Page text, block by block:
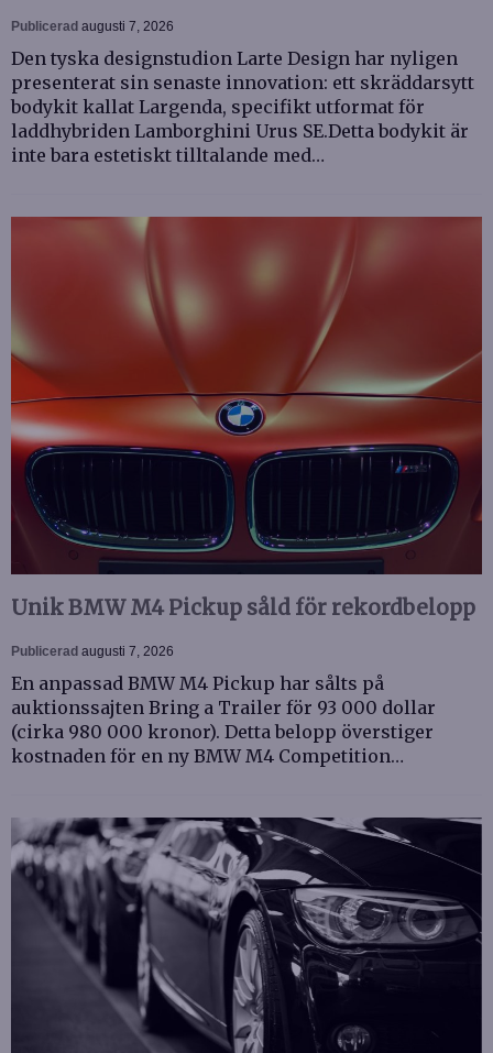
Publicerad augusti 7, 2026
Den tyska designstudion Larte Design har nyligen
presenterat sin senaste innovation: ett skräddarsytt
bodykit kallat Largenda, specifikt utformat för
laddhybriden Lamborghini Urus SE.Detta bodykit är
inte bara estetiskt tilltalande med…
Unik BMW M4 Pickup såld för rekordbelopp
Publicerad augusti 7, 2026
En anpassad BMW M4 Pickup har sålts på
auktionssajten Bring a Trailer för 93 000 dollar
(cirka 980 000 kronor). Detta belopp överstiger
kostnaden för en ny BMW M4 Competition…